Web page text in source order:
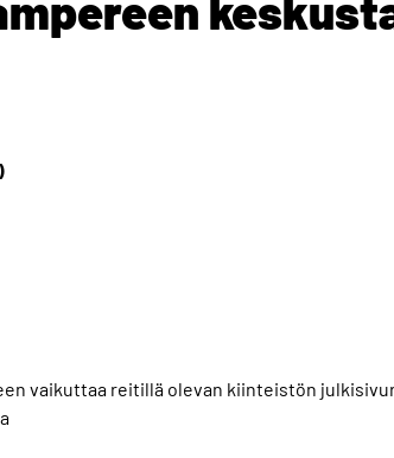
vaikuttaa reitillä olevan kiinteistön